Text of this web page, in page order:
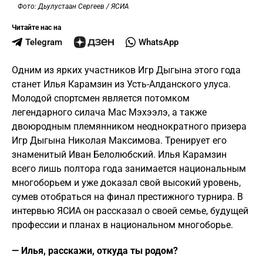
Фото: Дьулустаан Сергеев / ЯСИА
Читайте нас на
Telegram WhatsApp
Одним из ярких участников Игр Дыгына этого года
станет Илья Карамзин из Усть-Алданского улуса.
Молодой спортсмен является потомком
легендарного силача Мас Мэхээлэ, а также
двоюродным племянником неоднократного призера
Игр Дыгына Николая Максимова. Тренирует его
знаменитый Иван Белолюбский. Илья Карамзин
всего лишь полтора года занимается национальным
многоборьем и уже доказал свой высокий уровень,
сумев отобраться на финал престижного турнира. В
интервью ЯСИА он рассказал о своей семье, будущей
профессии и планах в национальном многоборье.
— Илья, расскажи, откуда ты родом?